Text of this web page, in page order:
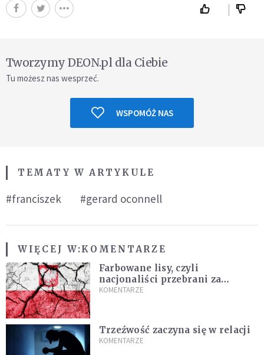
Tworzymy DEON.pl dla Ciebie
Tu możesz nas wesprzeć.
WSPOMÓŻ NAS
TEMATY W ARTYKULE
#franciszek #gerard oconnell
WIĘCEJ W:KOMENTARZE
Farbowane lisy, czyli
nacjonaliści przebrani za
chrześcijan
KOMENTARZE
Trzeźwość zaczyna się w relacji
KOMENTARZE